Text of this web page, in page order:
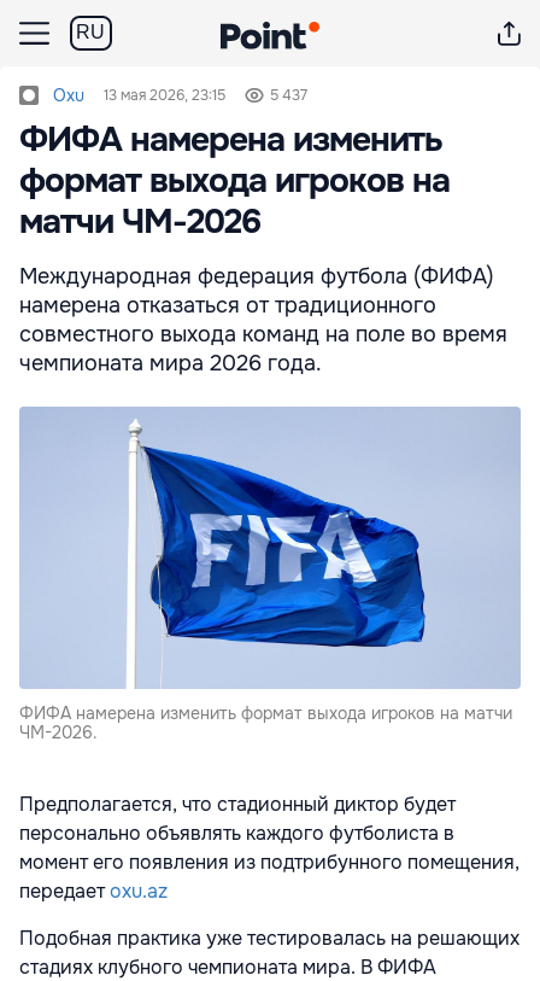
RU
Oxu 13 мая 2026, 23:15 5 437
ФИФА намерена изменить
формат выхода игроков на
матчи ЧМ-2026
Международная федерация футбола (ФИФА)
намерена отказаться от традиционного
совместного выхода команд на поле во время
чемпионата мира 2026 года.
ФИФА намерена изменить формат выхода игроков на матчи
ЧМ-2026.
Предполагается, что стадионный диктор будет
персонально объявлять каждого футболиста в
момент его появления из подтрибунного помещения,
передаетoxu.az
Подобная практика уже тестировалась на решающих
стадиях клубного чемпионата мира. В ФИФА